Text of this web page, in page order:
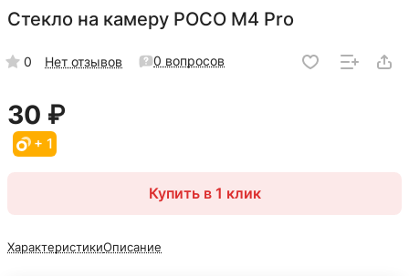
Стекло на камеру POCO M4 Pro
0 Нет отзывов 0 вопросов
30 ₽
+ 1
Купить в 1 клик
ХарактеристикиОписание